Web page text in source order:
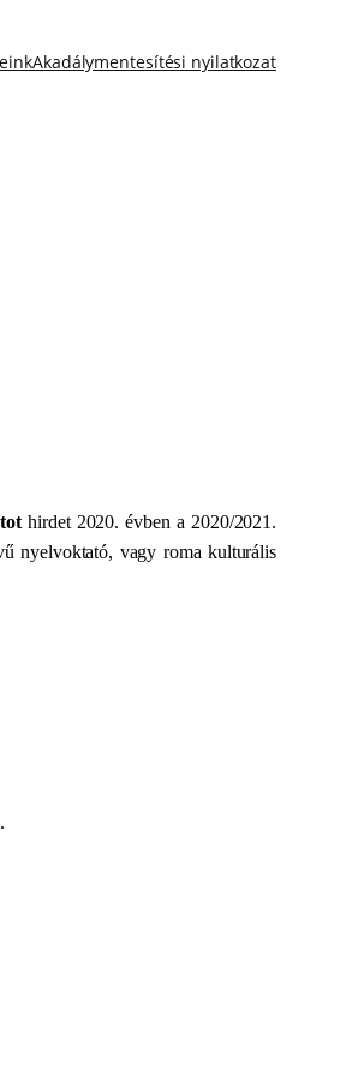
Akadálymentesítési nyilatkozat
hirdet 2020. évben a 2020/2021.
nyelvoktató, vagy roma kulturális